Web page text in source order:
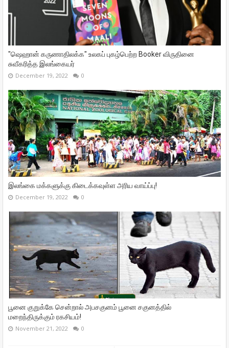
"ஷெஹான் கருணாதிலக்க" உலகப் புகழ்பெற்ற Booker விருதினை
சுவீகரித்த இலங்கையர்
December 19, 2022 0
இலங்கை மக்களுக்கு கிடைக்கவுள்ள அரிய வாய்ப்பு!
December 19, 2022 0
பூனை குறுக்கே சென்றால் அபசகுனம் பூனை சகுனத்தில்
மறைந்திருக்கும் ரகசியம்!
November 21, 2022 0